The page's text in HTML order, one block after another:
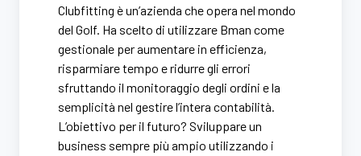
Clubfitting è un’azienda che opera nel mondo
del Golf. Ha scelto di utilizzare Bman come
gestionale per aumentare in efficienza,
risparmiare tempo e ridurre gli errori
sfruttando il monitoraggio degli ordini e la
semplicità nel gestire l’intera contabilità.
L’obiettivo per il futuro? Sviluppare un
business sempre più ampio utilizzando i